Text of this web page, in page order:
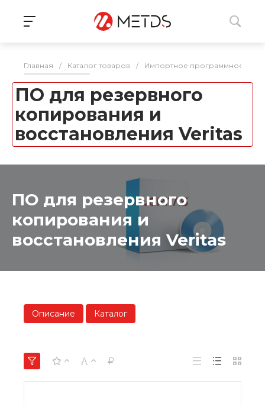
Главная / Каталог товаров / Импортное программное
ПО для резервного
копирования и
восстановления Veritas
ПО для резервного
копирования и
восстановления Veritas
Описание Каталог